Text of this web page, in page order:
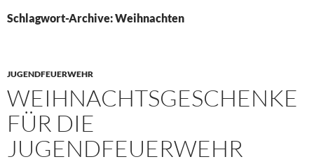
Schlagwort-Archive: Weihnachten
JUGENDFEUERWEHR
WEIHNACHTSGESCHENKE
FÜR DIE
JUGENDFEUERWEHR